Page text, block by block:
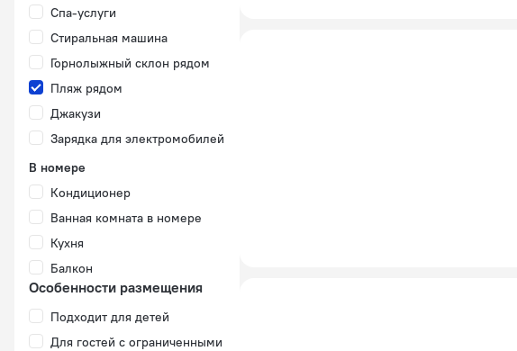
Спа-услуги
Стиральная машина
Горнолыжный склон рядом
Пляж рядом
Джакузи
Зарядка для электромобилей
В номере
Кондиционер
Ванная комната в номере
Кухня
Балкон
Особенности размещения
Подходит для детей
Для гостей с ограниченными